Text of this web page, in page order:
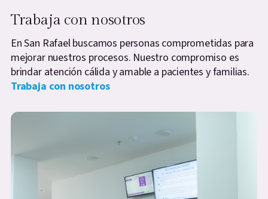
Trabaja con nosotros
En San Rafael buscamos personas comprometidas para
mejorar nuestros procesos. Nuestro compromiso es
brindar atención cálida y amable a pacientes y familias.
Trabaja con nosotros